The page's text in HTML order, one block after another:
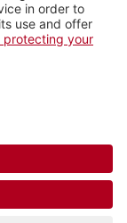
Lucerne Festival Contemporary Orchestra (LFCO)
+2
more_horiz